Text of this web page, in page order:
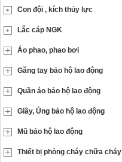
Con đội , kích thủy lực
Lắc cáp NGK
Áo phao, phao bơi
Găng tay bảo hộ lao động
Quần áo bảo hộ lao động
Giầy, Ủng bảo hộ lao động
Mũ bảo hộ lao động
Thiết bị phòng cháy chữa cháy